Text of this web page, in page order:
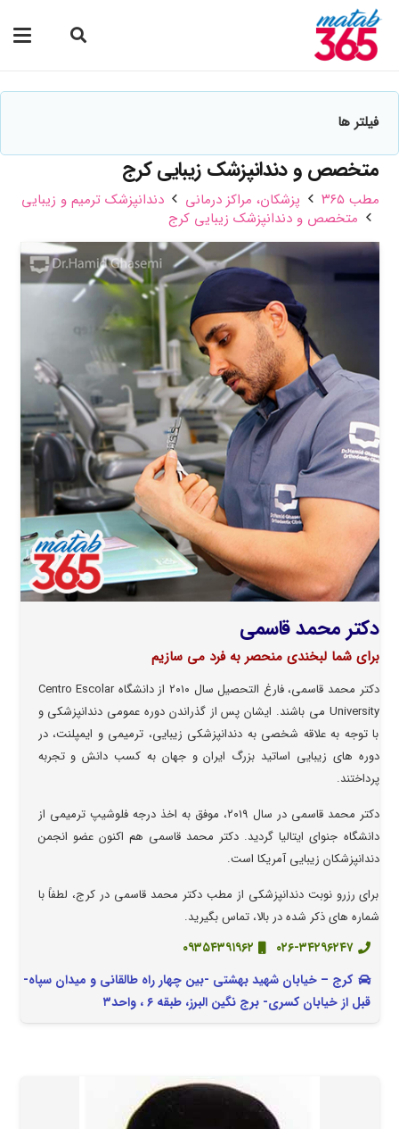
متخصص و دندانپزشک زیبایی کرج
مطب ۳۶۵ پزشکان،‌ مراکز درمانی
دندانپزشک ترمیم و زیبایی
متخصص و دندانپزشک زیبایی کرج
دکتر محمد قاسمی
برای شما لبخندی منحصر به فرد می سازیم
دکتر محمد قاسمی، فارغ التحصیل سال ۲۰۱۰ از دانشگاه Centro Escolar
University می باشند. ایشان پس از گذراندن دوره عمومی دندانپزشکی و
با توجه به علاقه شخصی به دندانپزشکی زیبایی، ترمیمی و ایمپلنت، در
دوره های زیبایی اساتید بزرگ ایران و جهان به کسب دانش و تجربه
پرداختند.
دکتر محمد قاسمی در سال ۲۰۱۹، موفق به اخذ درجه فلوشیپ ترمیمی از
دانشگاه جنوای ایتالیا گردید. دکتر محمد قاسمی هم اکنون عضو انجمن
دندانپزشکان زیبایی آمریکا است.
برای رزرو نوبت دندانپزشکی از مطب دکتر محمد قاسمی در کرج، لطفاً با
شماره های ذکر شده در بالا، تماس بگیرید.
۰۲۶-۳۴۲۹۶۲۴۷
۰۹۳۵۴۳۹۱۹۶۲
کرج – خیابان شهید بهشتی -بین چهار راه طالقانی و میدان سپاه-
قبل از خیابان کسری- برج نگین البرز، طبقه ۶ ، واحد۳
فیلتر ها